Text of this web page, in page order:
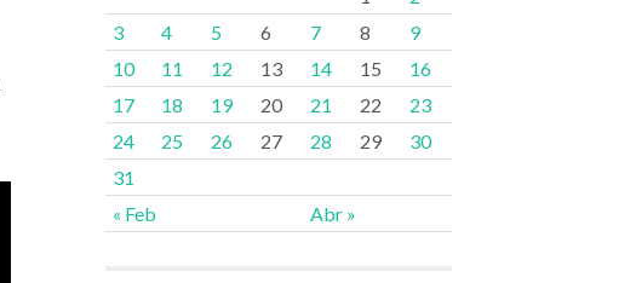
« Feb Abr »
3
4 5 6 7 8
9
10
11 12 13 14 15
16
17
18 19 20 21 22
23
24
25 26 27 28 29
30
31